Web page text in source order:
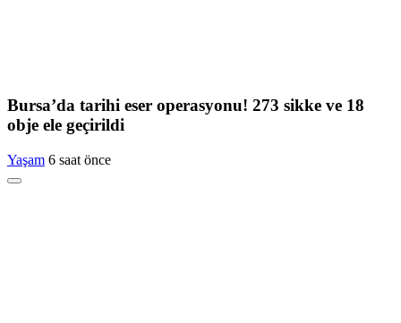
Bursa’da tarihi eser operasyonu! 273 sikke ve 18
obje ele geçirildi
Yaşam 6 saat önce